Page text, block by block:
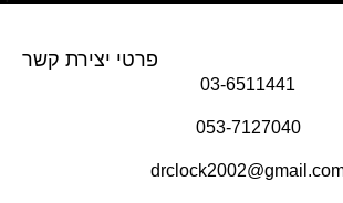
פרטי יצירת קשר
03-6511441
053-7127040